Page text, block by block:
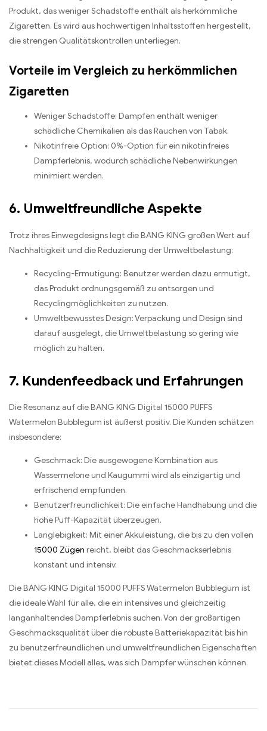
Produkt, das weniger Schadstoffe enthält als herkömmliche
Zigaretten. Es wird aus hochwertigen Inhaltsstoffen hergestellt,
die strengen Qualitätskontrollen unterliegen.
Vorteile im Vergleich zu herkömmlichen
Zigaretten
Weniger Schadstoffe: Dampfen enthält weniger
schädliche Chemikalien als das Rauchen von Tabak.
Nikotinfreie Option: 0%-Option für ein nikotinfreies
Dampferlebnis, wodurch schädliche Nebenwirkungen
minimiert werden.
6. Umweltfreundliche Aspekte
Trotz ihres Einwegdesigns legt die BANG KING großen Wert auf
Nachhaltigkeit und die Reduzierung der Umweltbelastung:
Recycling-Ermutigung: Benutzer werden dazu ermutigt,
das Produkt ordnungsgemäß zu entsorgen und
Recyclingmöglichkeiten zu nutzen.
Umweltbewusstes Design: Verpackung und Design sind
darauf ausgelegt, die Umweltbelastung so gering wie
möglich zu halten.
7. Kundenfeedback und Erfahrungen
Die Resonanz auf die BANG KING Digital 15000 PUFFS
Watermelon Bubblegum ist äußerst positiv. Die Kunden schätzen
insbesondere:
Geschmack: Die ausgewogene Kombination aus
Wassermelone und Kaugummi wird als einzigartig und
erfrischend empfunden.
Benutzerfreundlichkeit: Die einfache Handhabung und die
hohe Puff-Kapazität überzeugen.
Langlebigkeit: Mit einer Akkuleistung, die bis zu den vollen
15000 Zügen reicht, bleibt das Geschmackserlebnis
konstant und intensiv.
Die BANG KING Digital 15000 PUFFS Watermelon Bubblegum ist
die ideale Wahl für alle, die ein intensives und gleichzeitig
langanhaltendes Dampferlebnis suchen. Von der großartigen
Geschmacksqualität über die robuste Batteriekapazität bis hin
zu benutzerfreundlichen und umweltfreundlichen Eigenschaften
bietet dieses Modell alles, was sich Dampfer wünschen können.